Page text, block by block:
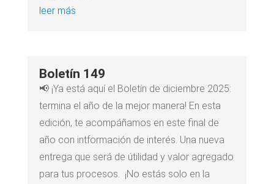
leer más
Boletín 149
📢 ¡Ya está aquí el Boletín de diciembre 2025:
termina el año de la mejor manera! En esta
edición, te acompáñamos en este final de
año con intformación de interés. Una nueva
entrega que será de útilidad y valor agregado
para tus procesos. ¡No estás solo en la